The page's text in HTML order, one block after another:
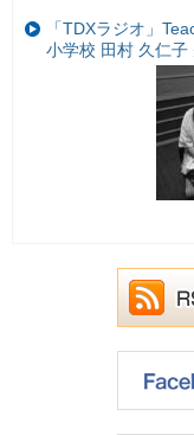
「TDXラジオ」
小学校 田村 久仁子